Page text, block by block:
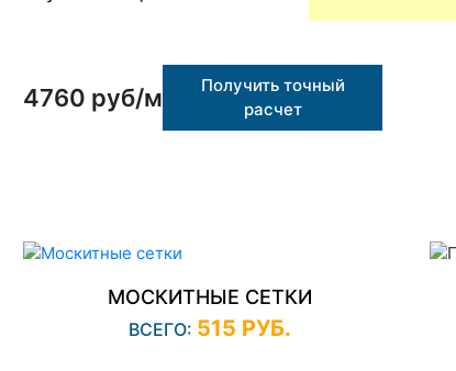
4760 руб/м
Получить точный
расчет
МОСКИТНЫЕ СЕТКИ
ВСЕГО: 515 РУБ.